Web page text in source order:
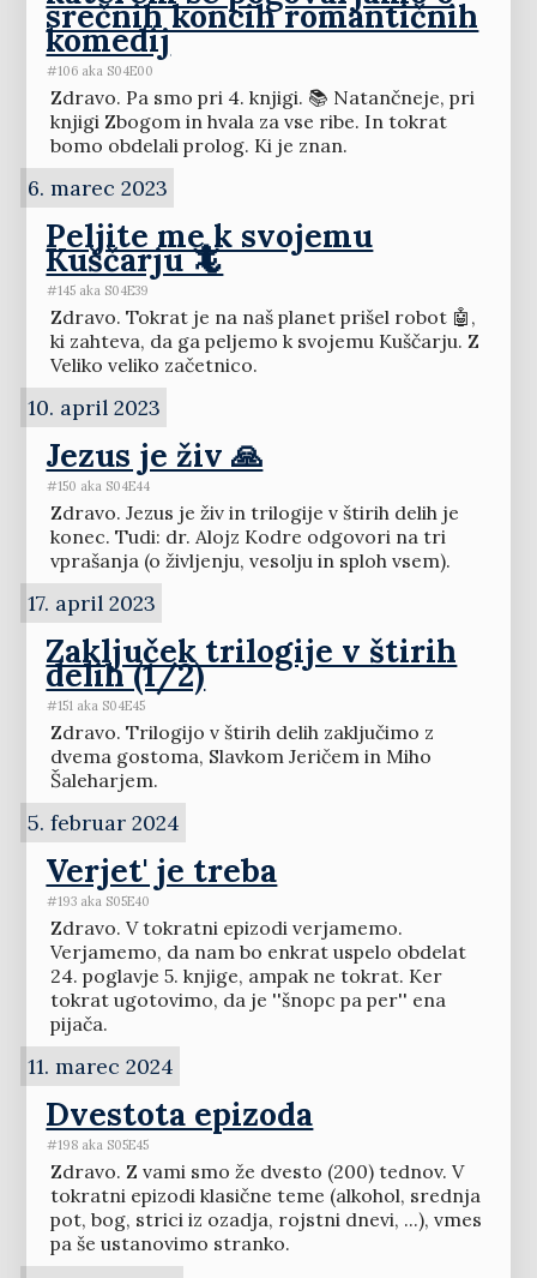
srečnih koncih romantičnih
komedij
#106 aka S04E00
Zdravo. Pa smo pri 4. knjigi. 📚 Natančneje, pri
knjigi Zbogom in hvala za vse ribe. In tokrat
bomo obdelali prolog. Ki je znan.
6. marec 2023
Peljite me k svojemu
Kuščarju 🦎
#145 aka S04E39
Zdravo. Tokrat je na naš planet prišel robot 🤖,
ki zahteva, da ga peljemo k svojemu Kuščarju. Z
Veliko veliko začetnico.
10. april 2023
Jezus je živ 🙏
#150 aka S04E44
Zdravo. Jezus je živ in trilogije v štirih delih je
konec. Tudi: dr. Alojz Kodre odgovori na tri
vprašanja (o življenju, vesolju in sploh vsem).
17. april 2023
Zaključek trilogije v štirih
delih (1/2)
#151 aka S04E45
Zdravo. Trilogijo v štirih delih zaključimo z
dvema gostoma, Slavkom Jeričem in Miho
Šaleharjem.
5. februar 2024
Verjet' je treba
#193 aka S05E40
Zdravo. V tokratni epizodi verjamemo.
Verjamemo, da nam bo enkrat uspelo obdelat
24. poglavje 5. knjige, ampak ne tokrat. Ker
tokrat ugotovimo, da je ''šnopc pa per'' ena
pijača.
11. marec 2024
Dvestota epizoda
#198 aka S05E45
Zdravo. Z vami smo že dvesto (200) tednov. V
tokratni epizodi klasične teme (alkohol, srednja
pot, bog, strici iz ozadja, rojstni dnevi, ...), vmes
pa še ustanovimo stranko.